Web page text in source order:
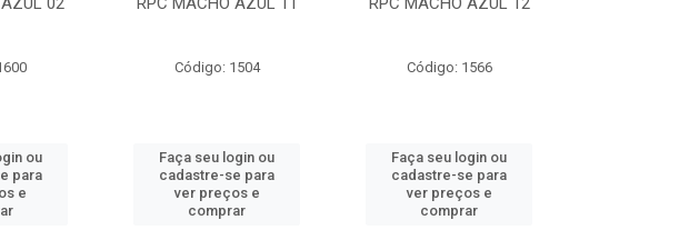
ou
para
e
Código: 1504
Faça seu login ou
cadastre-se para
ver preços e
comprar
Código: 1566
Faça seu login ou
cadastre-se para
ver preços e
comprar